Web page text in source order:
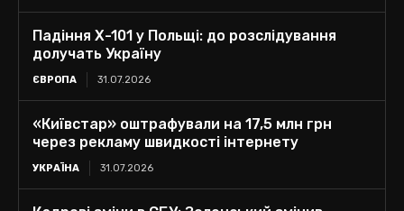
Падіння Х-101 у Польщі: до розслідування
долучать Україну
ЄВРОПА 31.07.2026
«Київстар» оштрафували на 17,5 млн грн
через рекламу швидкості інтернету
УКРАЇНА 31.07.2026